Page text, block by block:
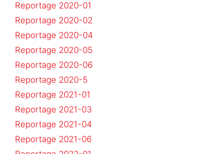
Reportage 2020-01
Reportage 2020-02
Reportage 2020-04
Reportage 2020-05
Reportage 2020-06
Reportage 2020-5
Reportage 2021-01
Reportage 2021-03
Reportage 2021-04
Reportage 2021-06